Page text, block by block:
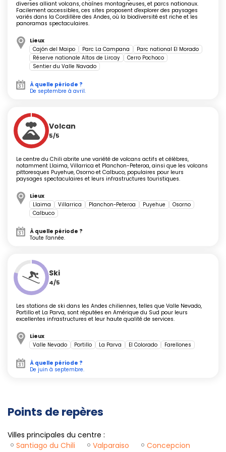
monde), le martinet et une myriade d'oiseaux. Près de
Puerto Varas et Frutillar, profitez de balades en catamaran
naturelles et de panoramas sur les volcans enneigés.
Plus au nord, laVallée de l'Elquifascine par ses paysages
secs et grandioses. Les cieux limpides séduisent
astronomes et curieux : plusieurs observatoires, comme
Cerro Tololo ou La Silla, proposent des nuits d'observation
Ne manquez pas non plus le littoral, de
reconnu de surf) aux plages de Concón ou Algarrobo. Sur la
côte, il est possible d'apercevoir des lions de mer,
manchots de Humboldtou encore, au large, des
dauphins. L'eau y reste fraîche même en été, mais la
beauté sauvage est préservée.
Découvertes culturelles et
expériences locales
L'une des expériences typiques du centre du Chili est la
visite desvallées viticoles
Colchagua et Itata révèlent sauvignon blanc, chardonnay
ou carménère à travers des caves accueillantes. Sur place,
dégustez fromages et charcuteries locales, et découvrez
la culture du vin chilien sous de multiples formes – visite
des installations, dégustation ou balade à vélo entre les
vignes.
Le centre brille aussi côté gastronomie : goûtez à la
merluza frita (poisson frit), aux empanadas ou au pastel
la vie quotidienne et offrent de nombreux produits
artisanaux.
diverses alliant volcans, chaînes montagneuses, et parcs nationaux.
Facilement accessibles, ces sites proposent d'explorer des paysages
variés dans la Cordillère des Andes, où la biodiversité est riche et les
panoramas spectaculaires.
Lieux
Cajón del Maipo Parc La Campana
Parc national El Morado
Réserve nationale Altos de Lircay
Cerro Pochoco
Sentier du Valle Navado
À quelle période ?
De septembre à avril.
Volcan
5/5
Le centre du Chili abrite une variété de volcans actifs et célèbres,
notamment Llaima, Villarrica et Planchon-Peteroa, ainsi que les volcans
pittoresques Puyehue, Osorno et Calbuco, populaires pour leurs
paysages spectaculaires et leurs infrastructures touristiques.
Lieux
Llaima Villarrica Planchon-Peteroa Puyehue
Osorno
Calbuco
À quelle période ?
Toute l'année.
Ski
4/5
Les stations de ski dans les Andes chiliennes, telles que Valle Nevado,
Portillo et La Parva, sont réputées en Amérique du Sud pour leurs
excellentes infrastructures et leur haute qualité de services.
Lieux
Valle Nevado Portillo La Parva El Colorado Farellones
À quelle période ?
De juin à septembre.
Points de repères
Villes principales du centre :
Santiago du Chili
Valparaiso
Concepcion